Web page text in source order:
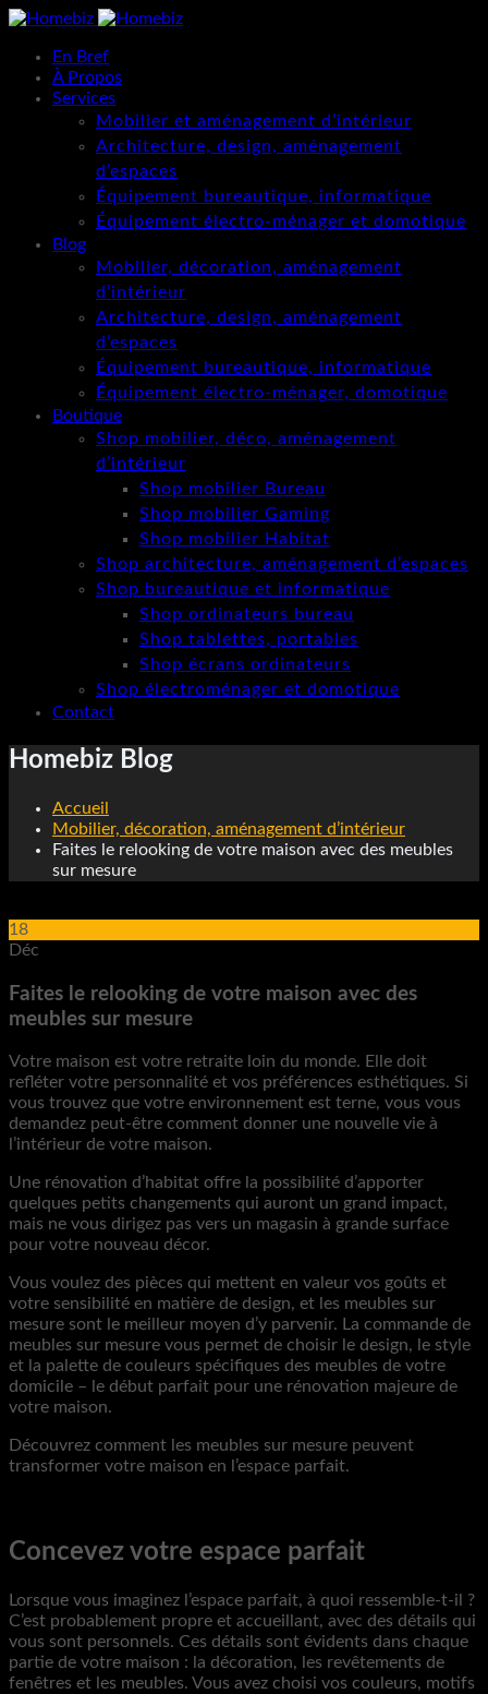
En Bref
À Propos
Services
Mobilier et aménagement d’intérieur
Architecture, design, aménagement
d’espaces
Équipement bureautique, informatique
Équipement électro-ménager et domotique
Blog
Mobilier, décoration, aménagement
d’intérieur
Architecture, design, aménagement
d’espaces
Équipement bureautique, informatique
Équipement électro-ménager, domotique
Boutique
Shop mobilier, déco, aménagement
d’intérieur
Shop mobilier Bureau
Shop mobilier Gaming
Shop mobilier Habitat
Shop architecture, aménagement d’espaces
Shop bureautique et informatique
Shop ordinateurs bureau
Shop tablettes, portables
Shop écrans ordinateurs
Shop électroménager et domotique
Contact
Homebiz Blog
Accueil
Mobilier, décoration, aménagement d’intérieur
Faites le relooking de votre maison avec des meubles
sur mesure
18
Déc
Faites le relooking de votre maison avec des
meubles sur mesure
Votre maison est votre retraite loin du monde. Elle doit
refléter votre personnalité et vos préférences esthétiques. Si
vous trouvez que votre environnement est terne, vous vous
demandez peut-être comment donner une nouvelle vie à
l’intérieur de votre maison.
Une rénovation d’habitat offre la possibilité d’apporter
quelques petits changements qui auront un grand impact,
mais ne vous dirigez pas vers un magasin à grande surface
pour votre nouveau décor.
Vous voulez des pièces qui mettent en valeur vos goûts et
votre sensibilité en matière de design, et les meubles sur
mesure sont le meilleur moyen d’y parvenir. La commande de
meubles sur mesure vous permet de choisir le design, le style
et la palette de couleurs spécifiques des meubles de votre
domicile – le début parfait pour une rénovation majeure de
votre maison.
Découvrez comment les meubles sur mesure peuvent
transformer votre maison en l’espace parfait.
Concevez votre espace parfait
Lorsque vous imaginez l’espace parfait, à quoi ressemble-t-il ?
C’est probablement propre et accueillant, avec des détails qui
vous sont personnels. Ces détails sont évidents dans chaque
partie de votre maison : la décoration, les revêtements de
fenêtres et les meubles. Vous avez choisi vos couleurs, motifs